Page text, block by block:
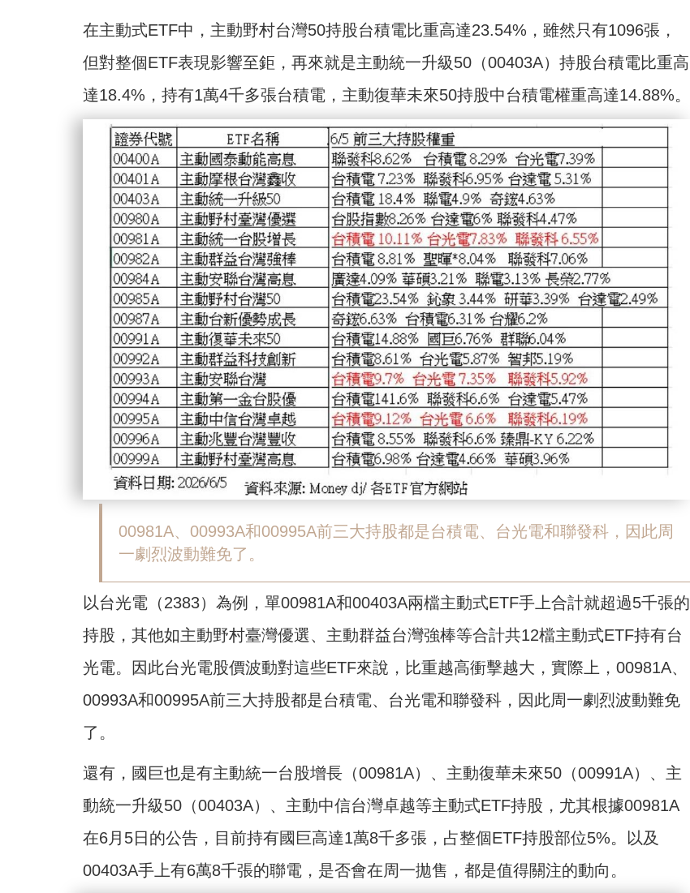
在主動式ETF中，主動野村台灣50持股台積電比重高達23.54%，雖然只有1096張，
但對整個ETF表現影響至鉅，再來就是主動統一升級50（00403A）持股台積電比重高
達18.4%，持有1萬4千多張台積電，主動復華未來50持股中台積電權重高達14.88%。
00981A、00993A和00995A前三大持股都是台積電、台光電和聯發科，因此周
一劇烈波動難免了。
以台光電（2383）為例，單00981A和00403A兩檔主動式ETF手上合計就超過5千張的
持股，其他如主動野村臺灣優選、主動群益台灣強棒等合計共12檔主動式ETF持有台
光電。因此台光電股價波動對這些ETF來說，比重越高衝擊越大，實際上，00981A、
00993A和00995A前三大持股都是台積電、台光電和聯發科，因此周一劇烈波動難免
了。
還有，國巨也是有主動統一台股增長（00981A）、主動復華未來50（00991A）、主
動統一升級50（00403A）、主動中信台灣卓越等主動式ETF持股，尤其根據00981A
在6月5日的公告，目前持有國巨高達1萬8千多張，占整個ETF持股部位5%。以及
00403A手上有6萬8千張的聯電，是否會在周一拋售，都是值得關注的動向。